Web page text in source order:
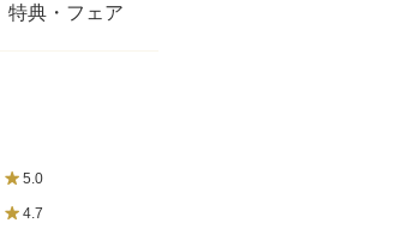
特典・フェア
5.0
4.7